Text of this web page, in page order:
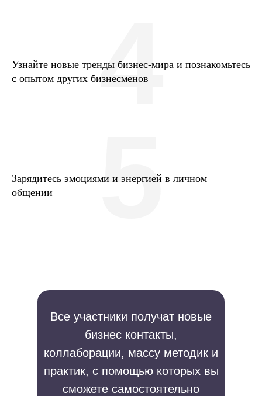
Узнайте новые тренды бизнес-мира и познакомьтесь
с опытом других бизнесменов
4
Зарядитесь эмоциями и энергией в личном
общении
5
Все участники получат новые
бизнес контакты,
коллаборации, массу методик и
практик, с помощью которых вы
сможете самостоятельно